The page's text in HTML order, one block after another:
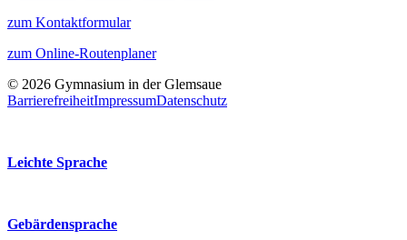
zum Kontaktformular
zum Online-Routenplaner
© 2026 Gymnasium in der Glemsaue
BarrierefreiheitImpressumDatenschutz
Leichte Sprache
Gebärdensprache